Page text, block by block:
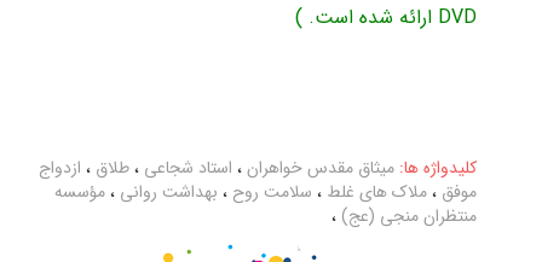
DVD ارائه شده است. )
کلیدواژه ها: میثاق مقدس خواهران، استاد شجاعی ،طلاق ، ازدواج
موفق ،ملاک های غلط ، سلامت روح ، بهداشت روانی ،مؤسسه
منتظران منجی (عج) ،